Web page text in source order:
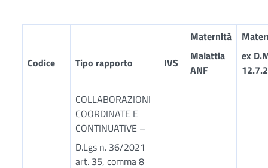
Codice Tipo rapporto IVS
Maternità
Malattia
ANF
ex
COLLABORAZIONI
COORDINATE E
CONTINUATIVE –
D.Lgs n. 36/2021
art. 35, comma 8